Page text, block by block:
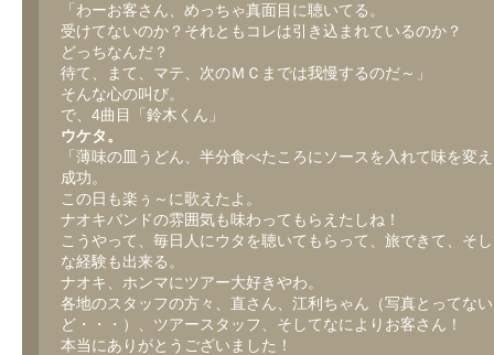
「わーお客さん、めっちゃ真面目に聴いてる。
受けてないのか？それともコレは引き込まれているのか？
どっちなんだ？
待て、まて、マテ、次のＭＣまでは我慢するのだ～」
そんな心の叫び。
で、4曲目「鈴木くん」
ウケタ。
「薄味の皿うどん、半分食べたころにソースを入れて味を変
成功。
この日も楽ぅ～に歌えたよ。
ナオキバンドの雰囲気も味わってもらえたしね！
こうやって、毎日人にウタを聴いてもらって、旅できて、そ
な経験も出来る。
ナオキ、ホンマにツアー大好きやわ。
各地のスタッフの方々、直さん、江利ちゃん（写真とってな
ど・・・）、ツアースタッフ、そしてなによりお客さん！
本当にありがとうございました！